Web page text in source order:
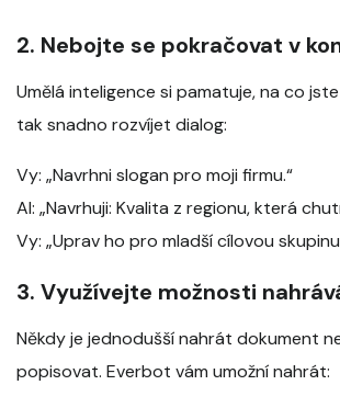
2. Nebojte se pokračovat v
Umělá inteligence si pamatuje, na co
tak snadno rozvíjet dialog:
Vy: „Navrhni slogan pro moji firmu.“
AI: „Navrhuji: Kvalita z regionu, která
Vy: „Uprav ho pro mladší cílovou
3. Využívejte možnosti
Někdy je jednodušší nahrát dokument
popisovat. Everbot vám umožní nahrát: